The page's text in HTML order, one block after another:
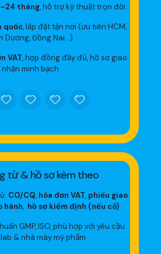
tháng, hỗ trợ kỹ thuật trọn đời
quốc, lắp đặt tận nơi (ưu tiên HCM,
Dương, Đồng Nai…)
VAT, hợp đồng đầy đủ, hồ sơ giao
nhận minh bạch
từ & hồ sơ kèm theo
CO/CQ, hóa đơn VAT, phiếu giao
hành, hồ sơ kiểm định (nếu có)
GMP, ISO, phù hợp với yêu cầu
& nhà máy mỹ phẩm